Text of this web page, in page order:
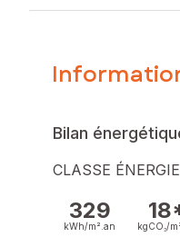
Bilan
CLASSE
329
kWh/m². an kgCO₂/